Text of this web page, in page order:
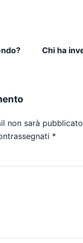
articoliChi ha
non sarà
*